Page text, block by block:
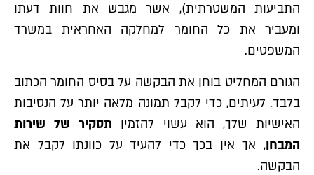
התביעות המשטרתית), אשר מגבש את חוות דעתו
ומעביר את כל החומר למחלקה האחראית במשרד
המשפטים.
הגורם המחליט בוחן את הבקשה על בסיס החומר הכתוב
בלבד. לעיתים, כדי לקבל תמונה מלאה יותר על הנסיבות
האישיות שלך, הוא עשוי להזמין תסקיר של שירות
המבחן, אך אין בכך כדי להעיד על כוונתו לקבל את
הבקשה.